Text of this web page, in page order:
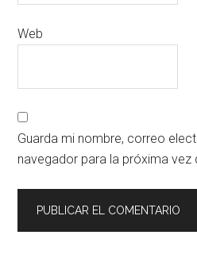
Web
Guarda mi nombre, correo
navegador para la próxima vez